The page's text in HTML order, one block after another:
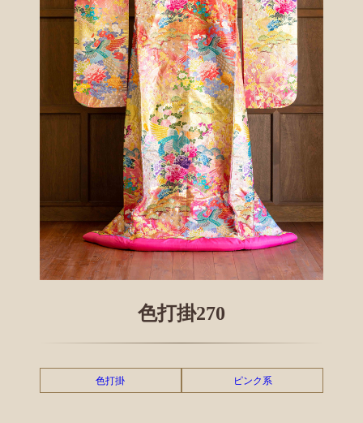
色打掛270
色打掛 ピンク系